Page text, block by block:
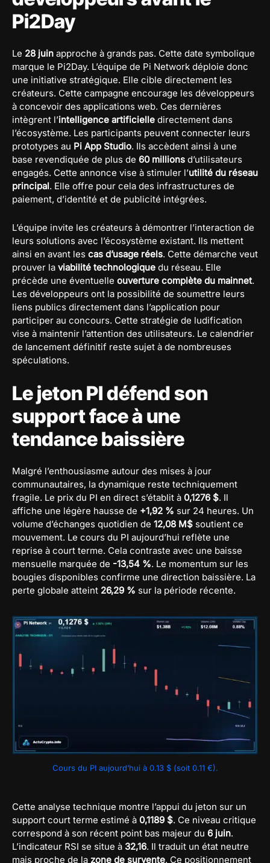
Pi2Day
Le 28 juin approche à grands pas. Cette date symbolique
marque le Pi2Day. L’équipe de Pi Network déploie donc
une initiative stratégique. Elle cible directement les
créateurs. Cette campagne encourage les développeurs
à concevoir des applications web. Ces dernières
intègrent l’intelligence artificielle directement dans
l’écosystème. Les participants peuvent connecter leurs
prototypes au Pi App Studio. Ils accèdent ainsi à une
base revendiquée de plus de 60 millions d’utilisateurs
engagés. Cette annonce vise à stimuler l’utilité du réseau
principal. Elle offre pour cela des infrastructures de
paiement, d’identité et de publicité intégrées.
L’équipe invite les créateurs à démontrer l’interaction de
leurs solutions avec l’écosystème existant. Ils mettent
ainsi en avant les cas d’usage réels. Cette démarche veut
prouver la viabilité technologique du réseau. Elle
précède une éventuelle ouverture complète du mainnet.
Les développeurs ont la possibilité de soumettre leurs
liens publics directement dans l’application pour
participer au concours. Cette stratégie de ludification
vise à maintenir l’attention des utilisateurs. Le calendrier
de lancement définitif reste sujet à de nombreuses
spéculations.
Le jeton PI défend son
support face à une
tendance baissière
Malgré l’enthousiasme autour des mises à jour
communautaires, la dynamique reste techniquement
fragile. Le prix du PI en direct s’établit à 0,1276 $. Il
affiche une légère hausse de +1,92 % sur 24 heures. Un
volume d’échanges quotidien de 12,08 M$ soutient ce
mouvement. Le cours du PI aujourd’hui reflète une
reprise à court terme. Cela contraste avec une baisse
mensuelle marquée de -13,54 %. Le momentum sur les
bougies disponibles confirme une direction baissière. La
perte globale atteint 26,29 % sur la période récente.
Cours du PI aujourd’hui à 0.13 $ (soit 0.11 €).
Cette analyse technique montre l’appui du jeton sur un
support court terme estimé à 0,1189 $. Ce niveau critique
correspond à son récent point bas majeur du 6 juin.
L’indicateur RSI se situe à 32,16. Il traduit un état neutre
mais proche de la zone de survente. Ce positionnement